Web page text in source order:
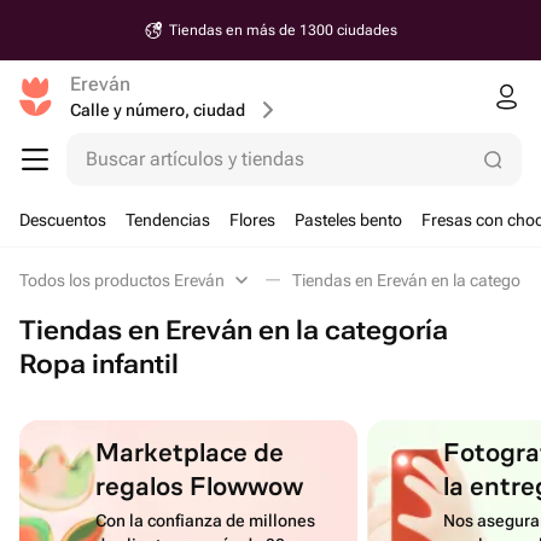
Tiendas en más de 1300 ciudades
Ereván
Calle y número, ciudad
Buscar artículos y tiendas
Descuentos Tendencias Flores Pasteles bento Fresas con
Todos los productos Ereván Tiendas en Ereván en la
Tiendas en Ereván en la categoría
Ropa infantil
Marketplace de
regalos Flowwow
Con la confianza de millones
la
Nos